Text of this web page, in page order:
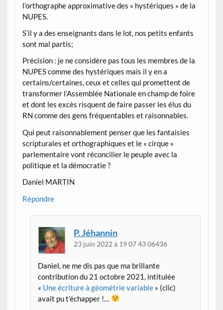
l’orthographe approximative des « hystériques » de la
NUPES.
S’il y a des enseignants dans le lot, nos petits enfants
sont mal partis;
Précision : je ne considère pas tous les membres de la
NUPES comme des hystériques mais il y en a
certains/certaines, ceux et celles qui promettent de
transformer l’Assemblée Nationale en champ de foire
et dont les excès risquent de faire passer les élus du
RN comme des gens fréquentables et raisonnables.
Qui peut raisonnablement penser que les fantaisies
scripturales et orthographiques et le « cirque »
parlementaire vont réconcilier le peuple avec la
politique et la démocratie ?
Daniel MARTIN
Répondre
P. Jéhannin
23 juin 2022 à 19 07 43 06436
Daniel, ne me dis pas que ma brillante
contribution du 21 octobre 2021, intitulée
« Une écriture à géométrie variable » (clic)
avait pu t’échapper !…